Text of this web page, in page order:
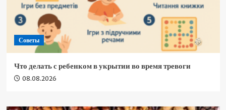
Советы
Что делать с ребенком в укрытии во время тревоги
08.08.2026